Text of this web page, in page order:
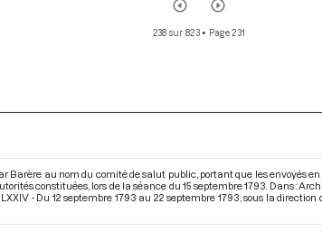
238 sur 823• Page 231
Barère au nom du comité de salut public, portant que les envoyés
constituées, lors de la séance du 15 septembre 1793. Dans :
- Du 12 septembre 1793 au 22 septembre 1793 , sous la